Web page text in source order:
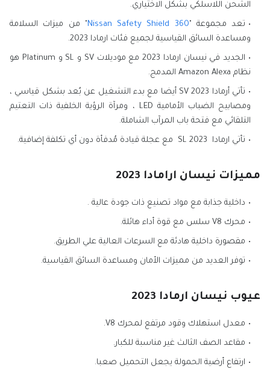
الشحن اللاسلكي بشكل الاختياري.
تعد مجموعة "Nissan Safety Shield 360" من ميزات السلامة
ومساعدة السائق القياسية لجميع فئات ارمادا 2023.
الجديد في نيسان ارمادا 2023 مع موديلات SV و SL و Platinum هو
نظام Amazon Alexa المدمج.
تأتي أرمادا SV 2023 أيضا مع بدء التشغيل عن بُعد بشكل قياسي ،
ومصابيح الضباب الأمامية LED ، ومرآة الرؤية الخلفية ذات التعتيم
التلقائي مع فتحة باب المرآب الشاملة.
تأتي ارمادا 2023 SL مع عجلة قيادة مُدفأة دون أي تكلفة إضافية.
مميزات نيسان ارامادا 2023
داخلية جذابة مع مواد تصنيع ذات جودة عالية .
محرك V8 سلس مع قوة أداء هائلة.
مقصورة داخلية هادئة مع السرعات العالية علي الطريق.
توفر العديد من مميزات الأمان ومساعدة السائق القياسية.
عيوب نيسان ارمادا 2023
معدل استهلاك وقود مرتفع لمحرك V8.
مقاعد الصف الثالث غير مناسبة للكبار.
ارتفاع أرضية الحمولة يجعل التحميل صعبا.